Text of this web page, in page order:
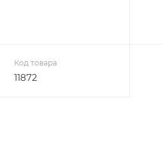
Код товара
11872